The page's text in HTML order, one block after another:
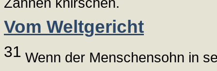
Vom Weltgericht
31 Wenn der Menschensohn in